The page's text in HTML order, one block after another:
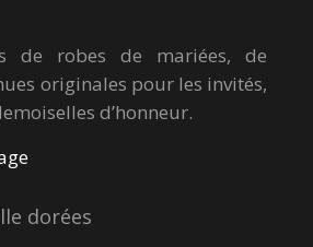
de robes de mariées, de
originales pour les invités,
d’honneur.
dorées